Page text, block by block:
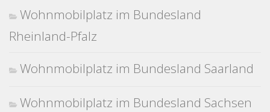
Wohnmobilplatz im Bundesland
Rheinland-Pfalz
Wohnmobilplatz im Bundesland Saarland
Wohnmobilplatz im Bundesland Sachsen